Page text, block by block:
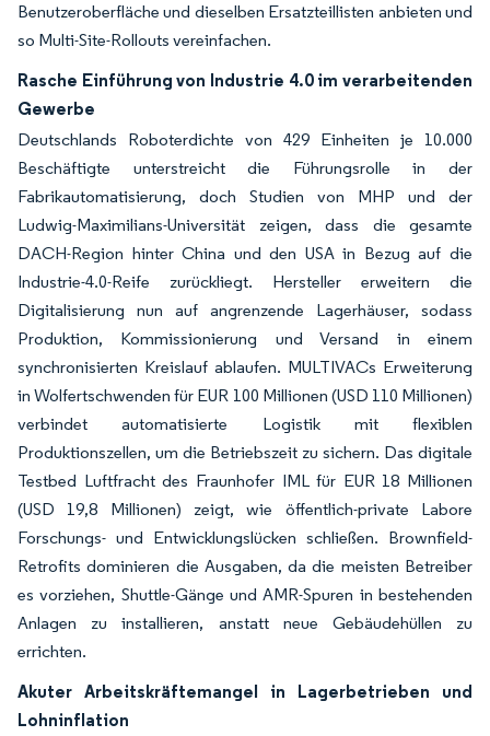
Benutzeroberfläche und dieselben Ersatzteillisten anbieten und
so Multi-Site-Rollouts vereinfachen.
Rasche Einführung von Industrie 4.0 im verarbeitenden
Gewerbe
Deutschlands Roboterdichte von 429 Einheiten je 10.000
Beschäftigte unterstreicht die Führungsrolle in der
Fabrikautomatisierung, doch Studien von MHP und der
Ludwig-Maximilians-Universität zeigen, dass die gesamte
DACH-Region hinter China und den USA in Bezug auf die
Industrie-4.0-Reife zurückliegt. Hersteller erweitern die
Digitalisierung nun auf angrenzende Lagerhäuser, sodass
Produktion, Kommissionierung und Versand in einem
synchronisierten Kreislauf ablaufen. MULTIVACs Erweiterung
in Wolfertschwenden für EUR 100 Millionen (USD 110 Millionen)
verbindet automatisierte Logistik mit flexiblen
Produktionszellen, um die Betriebszeit zu sichern. Das digitale
Testbed Luftfracht des Fraunhofer IML für EUR 18 Millionen
(USD 19,8 Millionen) zeigt, wie öffentlich-private Labore
Forschungs- und Entwicklungslücken schließen. Brownfield-
Retrofits dominieren die Ausgaben, da die meisten Betreiber
es vorziehen, Shuttle-Gänge und AMR-Spuren in bestehenden
Anlagen zu installieren, anstatt neue Gebäudehüllen zu
errichten.
Akuter Arbeitskräftemangel in Lagerbetrieben und
Lohninflation